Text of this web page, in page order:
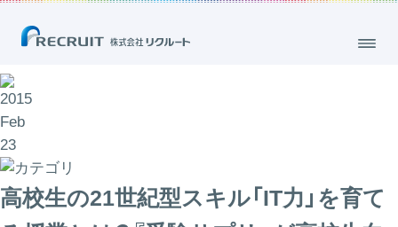
2015
Feb
23
高校生の21世紀型スキル「IT力」を育て